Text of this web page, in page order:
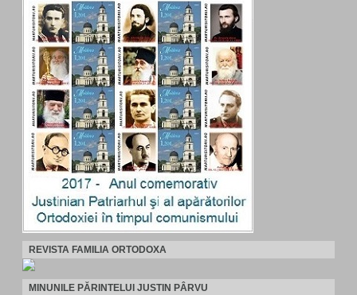
REVISTA FAMILIA ORTODOXA
MINUNILE PĂRINTELUI JUSTIN PÂRVU